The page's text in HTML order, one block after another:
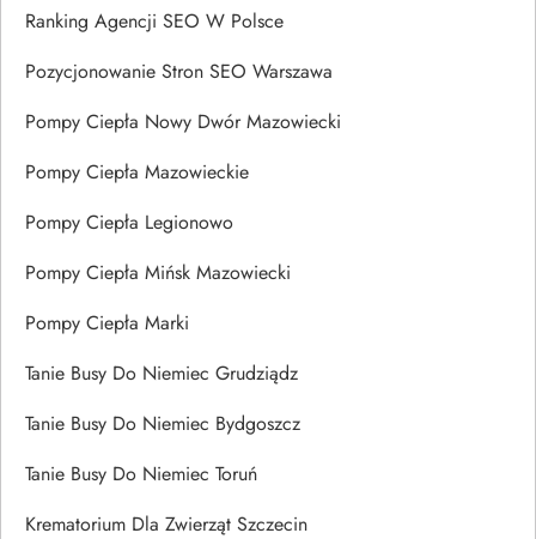
Ranking Agencji SEO W Polsce
Pozycjonowanie Stron SEO Warszawa
Pompy Ciepła Nowy Dwór Mazowiecki
Pompy Ciepła Mazowieckie
Pompy Ciepła Legionowo
Pompy Ciepła Mińsk Mazowiecki
Pompy Ciepła Marki
Tanie Busy Do Niemiec Grudziądz
Tanie Busy Do Niemiec Bydgoszcz
Tanie Busy Do Niemiec Toruń
Krematorium Dla Zwierząt Szczecin